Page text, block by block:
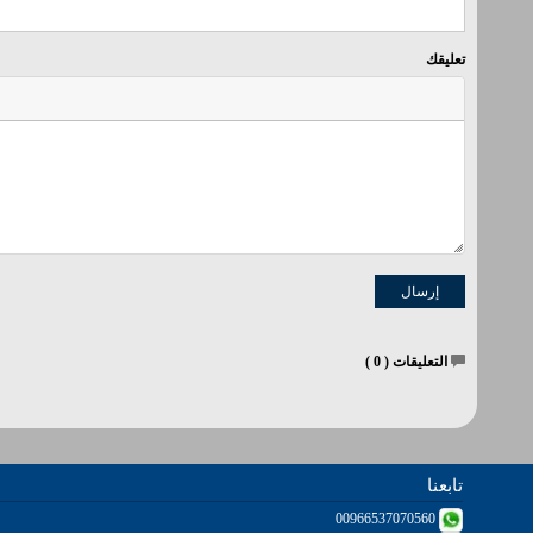
تعليقك
التعليقات ( 0
)
تابعنا